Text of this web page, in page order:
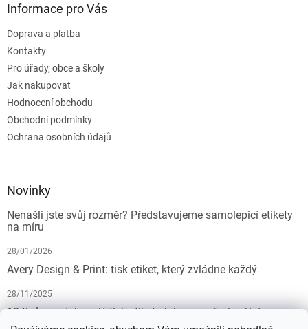
Informace pro Vás
Doprava a platba
Kontakty
Pro úřady, obce a školy
Jak nakupovat
Hodnocení obchodu
Obchodní podmínky
Ochrana osobních údajů
Novinky
Nenašli jste svůj rozměr? Představujeme samolepicí etikety
na míru
28/01/2026
Avery Design & Print: tisk etiket, který zvládne každý
28/11/2025
10 tipů pro dokonalý tisk etiket: Jak na profesionální
výsledek bez starostí